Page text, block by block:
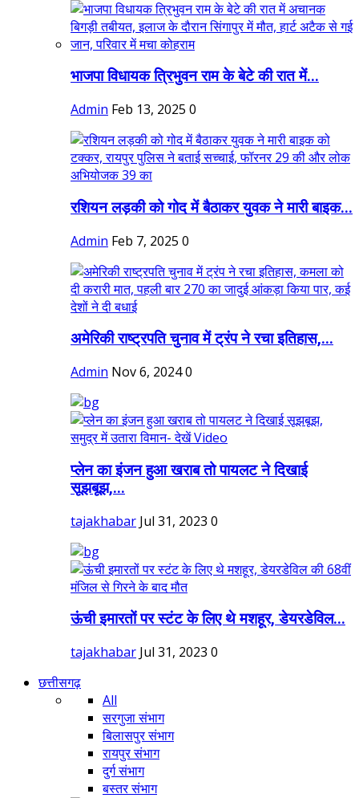
भाजपा विधायक त्रिभुवन राम के बेटे की रात में...
Admin Feb 13, 2025 0
रशियन लड़की को गोद में बैठाकर युवक ने मारी बाइक...
Admin Feb 7, 2025 0
अमेरिकी राष्ट्रपति चुनाव में ट्रंप ने रचा इतिहास,...
Admin Nov 6, 20240
प्लेन का इंजन हुआ खराब तो पायलट ने दिखाई
सूझबूझ,...
tajakhabar Jul 31, 2023 0
ऊंची इमारतों पर स्टंट के लिए थे मशहूर, डेयरडेविल...
tajakhabar Jul 31, 2023 0
छत्तीसगढ़
All
सरगुजा संभाग
बिलासपुर संभाग
रायपुर संभाग
दुर्ग संभाग
बस्तर संभाग